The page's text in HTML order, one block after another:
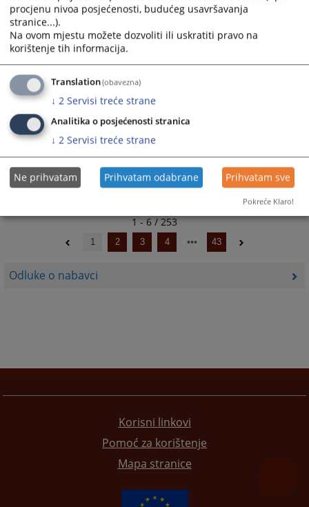
Odluke o nabavci
mark
key
to
get
the
keyboard
shortcuts
for
changing
dates.
mark
to
get
the
keyboard
shortcuts
changing
dates.
Odluka o pokretanju postupka javne nabavke - Električna
energija
14.05.2026.
Odluka o izboru najpovoljnijeg ponuđača- Štampani
materijal
1 - 6 / 253
1 2 3 4 43
Korisni linkovi
Pomoć za korištenje
Mapa stranice
procjenu nivoa posjećenosti, budućeg usavršavanja
stranice...).
Na ovom mjestu možete dozvoliti ili uskratiti pravo na
korištenje tih informacija.
Translation(obavezna)
↓ 2 Servisi treće strane
Analitika o posjećenosti stranica
↓ 2 Servisi treće strane
Ne prihvatam Prihvatam odabrane Prihvatam sve
Pokreće Klaro!